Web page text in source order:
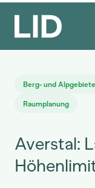
Berg- und Alpgebiete
Raumplanung
Averstal: